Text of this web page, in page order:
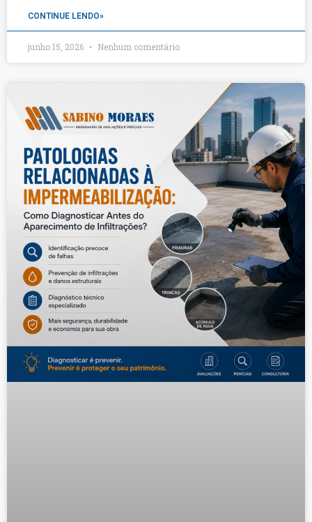
CONTINUE LENDO»
junho 15, 2026 Nenhum comentário